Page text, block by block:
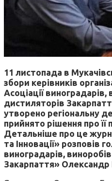
11 листопада в
збори керівників
Асоціації виноградарів,
дистиляторів
утворено регіональну
прийнято рішення про її
Детальніше про це
та Інновації» розповів
виноградарів,
Закарпаття»